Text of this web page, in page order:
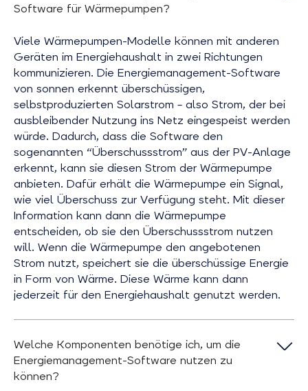
Software für Wärmepumpen?
Viele Wärmepumpen-Modelle können mit anderen
Geräten im Energiehaushalt in zwei Richtungen
kommunizieren. Die Energiemanagement-Software
von sonnen erkennt überschüssigen,
selbstproduzierten Solarstrom – also Strom, der bei
ausbleibender Nutzung ins Netz eingespeist werden
würde. Dadurch, dass die Software den
sogenannten “Überschussstrom” aus der PV-Anlage
erkennt, kann sie diesen Strom der Wärmepumpe
anbieten. Dafür erhält die Wärmepumpe ein Signal,
wie viel Überschuss zur Verfügung steht. Mit dieser
Information kann dann die Wärmepumpe
entscheiden, ob sie den Überschussstrom nutzen
will. Wenn die Wärmepumpe den angebotenen
Strom nutzt, speichert sie die überschüssige Energie
in Form von Wärme. Diese Wärme kann dann
jederzeit für den Energiehaushalt genutzt werden.
Welche Komponenten benötige ich, um die
Energiemanagement-Software nutzen zu
können?